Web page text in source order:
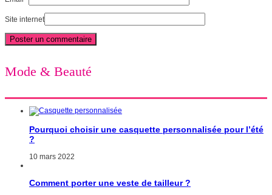
Site internet
Mode & Beauté
Pourquoi choisir une casquette personnalisée pour l’été
?
10 mars 2022
Comment porter une veste de tailleur ?